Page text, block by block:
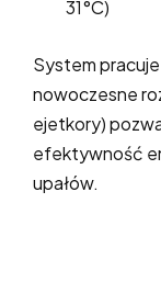
31°C)
System
nowoczesne
ejetkory)
efektywność
upałów.